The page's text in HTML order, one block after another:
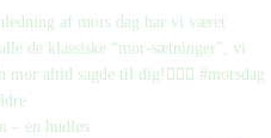
– en hudløs